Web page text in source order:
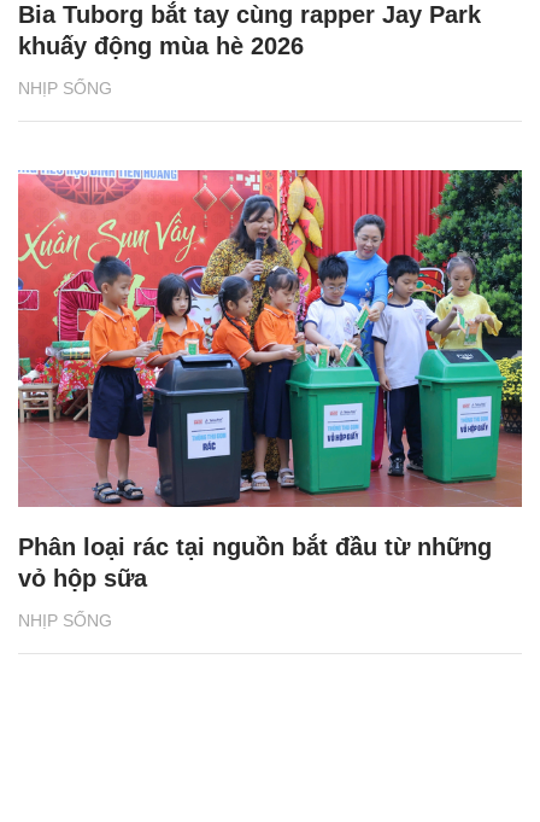
NHỊP SỐNG
Bia Tuborg bắt tay cùng rapper Jay Park
khuấy động mùa hè 2026
NHỊP SỐNG
Phân loại rác tại nguồn bắt đầu từ những
vỏ hộp sữa